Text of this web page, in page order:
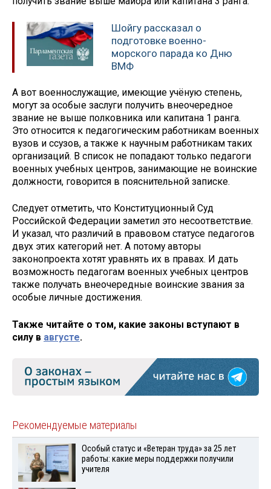
Шойгу рассказал о
подготовке военно-
морского парада ко Дню
ВМФ
А вот военнослужащие, имеющие учёную степень,
могут за особые заслуги получить внеочередное
звание не выше полковника или капитана 1 ранга.
Это относится к педагогическим работникам военных
вузов и ссузов, а также к научным работникам таких
организаций. В список не попадают только педагоги
военных учебных центров, занимающие не воинские
должности, говорится в пояснительной записке.
Следует отметить, что Конституционный Суд
Российской Федерации заметил это несоответствие.
И указал, что различий в правовом статусе педагогов
двух этих категорий нет. А потому авторы
законопроекта хотят уравнять их в правах. И дать
возможность педагогам военных учебных центров
также получать внеочередные воинские звания за
особые личные достижения.
Также читайте о том, какие законы вступают в
силу в августе.
Рекомендуемые материалы
Особый статус и «Ветеран труда» за 25 лет
работы: какие меры поддержки получили
учителя